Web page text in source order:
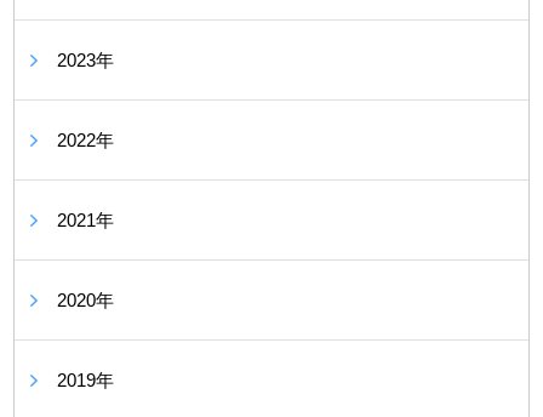
2023年
2022年
2021年
2020年
2019年